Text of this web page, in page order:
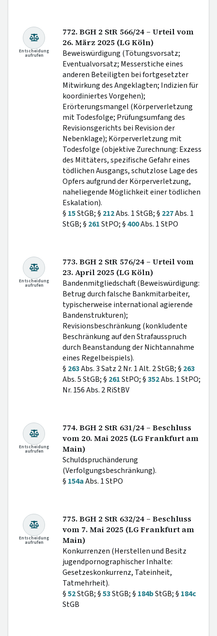
Entscheidung
aufrufen
772. BGH 2 StR 566/24 – Urteil vom
26. März 2025 (LG Köln)
Beweiswürdigung (Tötungsvorsatz;
Eventualvorsatz; Messerstiche eines
anderen Beteiligten bei fortgesetzter
Mitwirkung des Angeklagten; Indizien für
koordiniertes Vorgehen);
Erörterungsmangel (Körperverletzung
mit Todesfolge; Prüfungsumfang des
Revisionsgerichts bei Revision der
Nebenklage); Körperverletzung mit
Todesfolge (objektive Zurechnung: Exzess
des Mittäters, spezifische Gefahr eines
tödlichen Ausgangs, schutzlose Lage des
Opfers aufgrund der Körperverletzung,
naheliegende Möglichkeit einer tödlichen
Eskalation).
§ 15StGB; § 212Abs. 1 StGB; § 227Abs. 1
StGB; § 261StPO; §400Abs. 1 StPO
Entscheidung
aufrufen
773. BGH 2 StR 576/24 – Urteil vom
23. April 2025 (LG Köln)
Bandenmitgliedschaft (Beweiswürdigung:
Betrug durch falsche Bankmitarbeiter,
typischerweise international agierende
Bandenstrukturen);
Revisionsbeschränkung (konkludente
Beschränkung auf den Strafausspruch
durch Beanstandung der Nichtannahme
eines Regelbeispiels).
§ 263Abs. 3 Satz 2 Nr. 1 Alt. 2 StGB; § 263
Abs. 5 StGB; § 261StPO; §352Abs. 1 StPO;
Nr. 156 Abs. 2 RiStBV
Entscheidung
aufrufen
774. BGH 2 StR 631/24 – Beschluss
vom 20. Mai 2025 (LG Frankfurt am
Main)
Schuldspruchänderung
(Verfolgungsbeschränkung).
§ 154aAbs. 1 StPO
Entscheidung
aufrufen
775. BGH 2 StR 632/24 – Beschluss
vom 7. Mai 2025 (LG Frankfurt am
Main)
Konkurrenzen (Herstellen und Besitz
jugendpornographischer Inhalte:
Gesetzeskonkurrenz, Tateinheit,
Tatmehrheit).
§52StGB; §53StGB; § 184bStGB; § 184c
StGB